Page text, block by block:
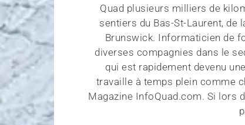
Quad plusieurs milliers de
sentiers du Bas-St-Laurent, de
Brunswick. Informaticien de
diverses compagnies dans le
qui est rapidement devenu
travaille à temps plein comme
Magazine InfoQuad.com. Si lors